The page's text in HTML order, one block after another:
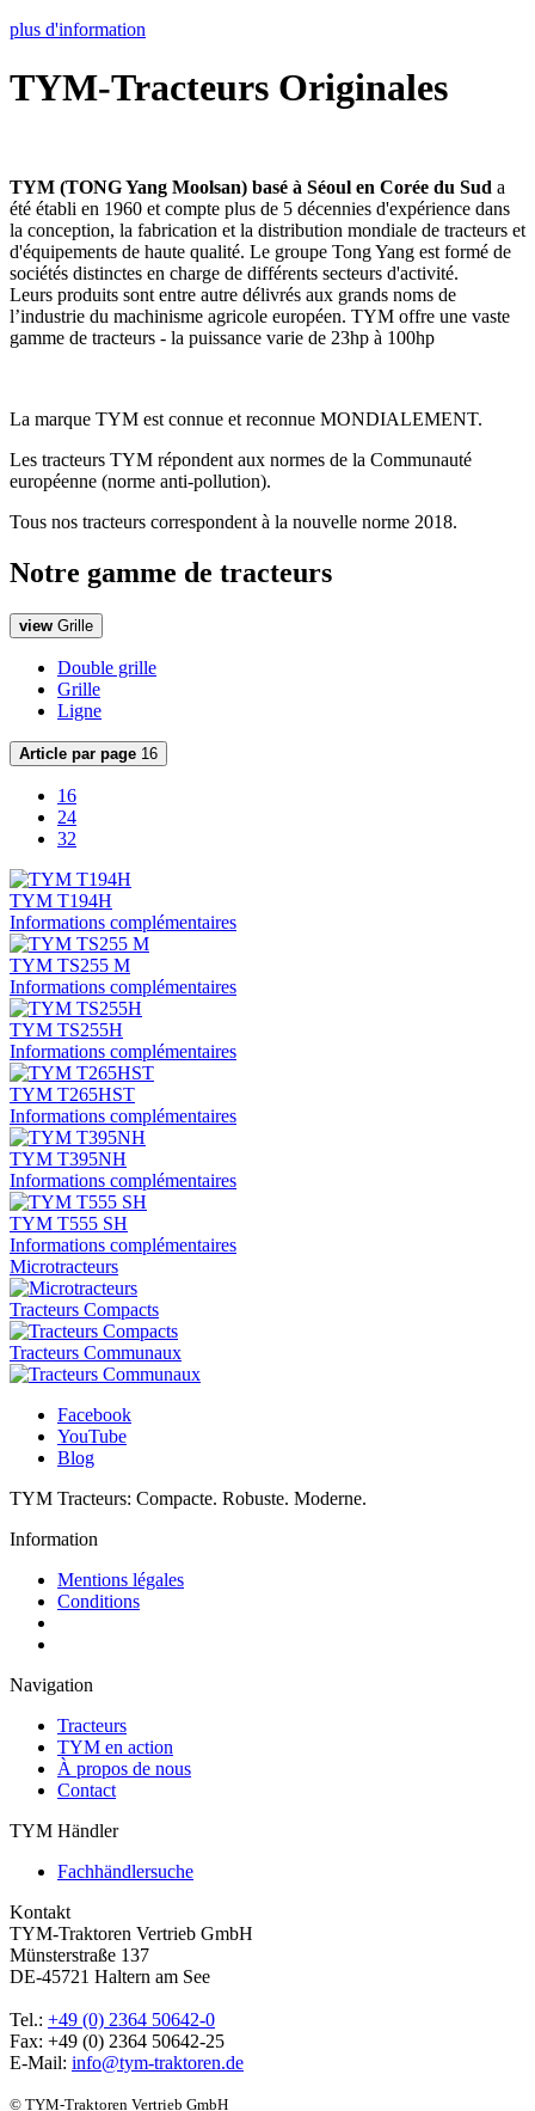
plus d'information
TYM-Tracteurs Originales
TYM (TONG Yang Moolsan) basé à Séoul en Corée du Sud a
été établi en 1960 et compte plus de 5 décennies d'expérience dans
la conception, la fabrication et la distribution mondiale de tracteurs et
d'équipements de haute qualité. Le groupe Tong Yang est formé de
sociétés distinctes en charge de différents secteurs d'activité.
Leurs produits sont entre autre délivrés aux grands noms de
l’industrie du machinisme agricole européen. TYM offre une vaste
gamme de tracteurs - la puissance varie de 23hp à 100hp
La marque TYM est connue et reconnue MONDIALEMENT.
Les tracteurs TYM répondent aux normes de la Communauté
européenne (norme anti-pollution).
Tous nos tracteurs correspondent à la nouvelle norme 2018.
Notre gamme de tracteurs
view Grille
Double grille
Grille
Ligne
Article par page 16
16
24
32
TYM T194H
Informations complémentaires
TYM TS255 M
Informations complémentaires
TYM TS255H
Informations complémentaires
TYM T265HST
Informations complémentaires
TYM T395NH
Informations complémentaires
TYM T555 SH
Informations complémentaires
Microtracteurs
Tracteurs Compacts
Tracteurs Communaux
Facebook
YouTube
Blog
TYM Tracteurs: Compacte. Robuste. Moderne.
Information
Mentions légales
Conditions
Navigation
Tracteurs
TYM en action
À propos de nous
Contact
TYM Händler
Fachhändlersuche
Kontakt
TYM-Traktoren Vertrieb GmbH
Münsterstraße 137
DE-45721 Haltern am See
Tel.: +49 (0) 2364 50642-0
Fax: +49 (0) 2364 50642-25
E-Mail: info@tym-traktoren.de
© TYM-Traktoren Vertrieb GmbH